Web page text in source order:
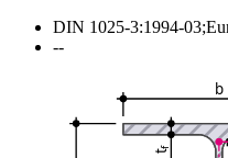
DIN 1025-3:1994-
--
b
t
f